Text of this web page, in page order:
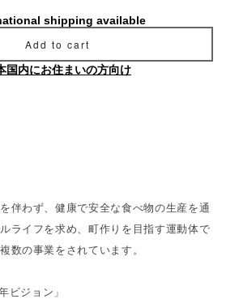
shipping available
Add to cart
国内にお住まいの方向け
伴わず、健康で安全な食べ物の生産を通
ライフを求め、町作りを目指す運動体で
数の事業をされています。
ビジョン」